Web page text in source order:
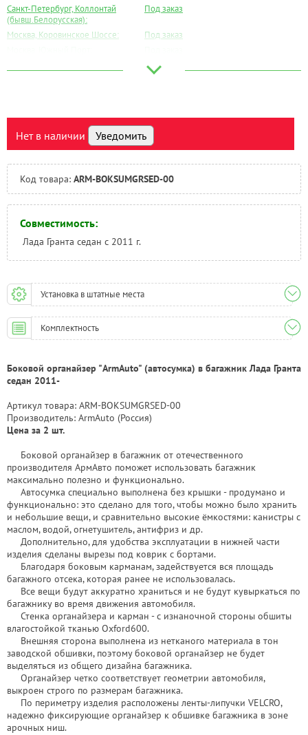
Санкт-Петербург, Коллонтай
(бывш.Белорусская):
Под заказ
Москва, Коровинское Шоссе:
Под заказ
Под заказ
Под заказ
Тюмень:
Под заказ
Нет в наличии Уведомить
Код товара: ARM-BOKSUMGRSED-00
Совместимость:
Лада Гранта седан с 2011 г.
Установка в штатные места
Комплектность
Боковой органайзер "ArmAuto" (автосумка) в багажник Лада Гранта
седан 2011-
Артикул товара: ARM-BOKSUMGRSED-00
Производитель: ArmAuto (Россия)
Цена за 2 шт.
Боковой органайзер в багажник от отечественного
производителя АрмАвто поможет использовать багажник
максимально полезно и функционально.
Автосумка специально выполнена без крышки - продумано и
функционально: это сделано для того, чтобы можно было хранить
и небольшие вещи, и сравнительно высокие ёмкостями: канистры с
маслом, водой, огнетушитель, антифриз и др.
Дополнительно, для удобства эксплуатации в нижней части
изделия сделаны вырезы под коврик с бортами.
Благодаря боковым карманам, задействуется вся площадь
багажного отсека, которая ранее не использовалась.
Все вещи будут аккуратно храниться и не будут кувыркаться по
багажнику во время движения автомобиля.
Стенка органайзера и карман - с изнаночной стороны обшиты
влагостойкой тканью Oxford600.
Внешняя сторона выполнена из нетканого материала в тон
заводской обшивки, поэтому боковой органайзер не будет
выделяться из общего дизайна багажника.
Органайзер четко соответствует геометрии автомобиля,
выкроен строго по размерам багажника.
По периметру изделия расположены ленты-липучки VELCRO,
надежно фиксирующие органайзер к обшивке багажника в зоне
арочных ниш.